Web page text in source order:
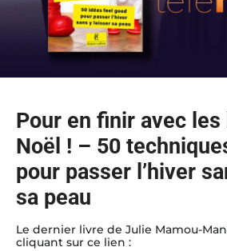
Pour en finir avec les
Noël ! – 50
pour passer l’hiver
sa peau
Le dernier livre de Julie Mamou-
cliquant sur ce lien :